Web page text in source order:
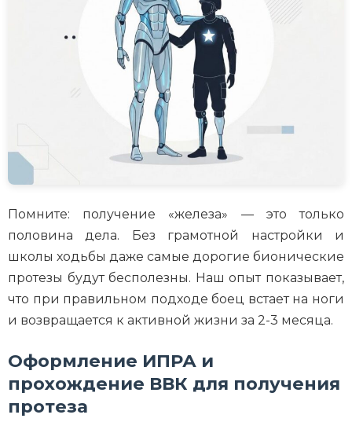
Помните: получение «железа» — это только
половина дела. Без грамотной настройки и
школы ходьбы даже самые дорогие бионические
протезы будут бесполезны. Наш опыт показывает,
что при правильном подходе боец встает на ноги
и возвращается к активной жизни за 2-3 месяца.
Оформление ИПРА и
прохождение ВВК для получения
протеза